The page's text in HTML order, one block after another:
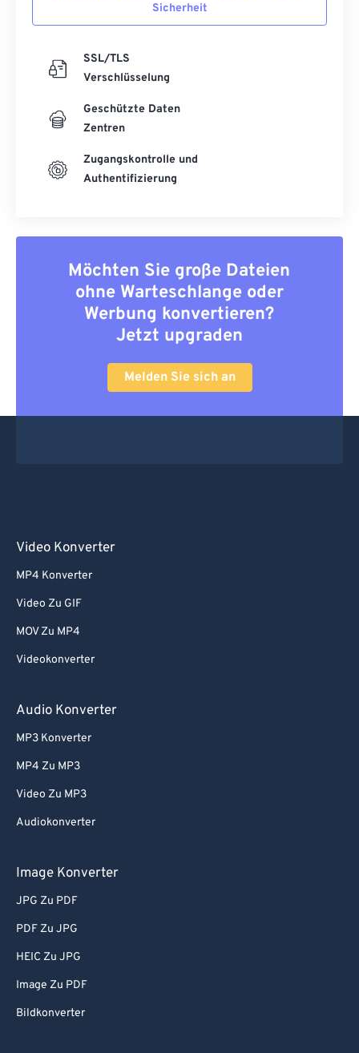
Sicherheit
SSL/TLS
Verschlüsselung
Geschützte Daten
Zentren
Zugangskontrolle und
Authentifizierung
Möchten Sie große Dateien
ohne Warteschlange oder
Werbung konvertieren?
Jetzt upgraden
Melden Sie sich an
Video Konverter
MP4 Konverter
Video Zu GIF
MOV Zu MP4
Videokonverter
Audio Konverter
MP3 Konverter
MP4 Zu MP3
Video Zu MP3
Audiokonverter
Image Konverter
JPG Zu PDF
PDF Zu JPG
HEIC Zu JPG
Image Zu PDF
Bildkonverter